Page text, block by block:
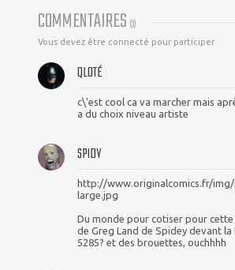
COMMENTAIRES (3)
Vous devez être connecté pour participer
QLOTÉ
c\'est cool ca va marcher mais
a du choix niveau artiste
SPIDY
http://www.originalcomics.fr/
large.jpg
Du monde pour cotiser pour
de Greg Land de Spidey devant la
5285? et des brouettes, ouchhhh